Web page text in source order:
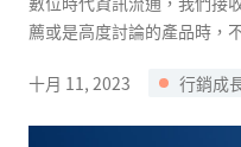
薦或是高度討論的產品時，
...
十月 11, 2023 行銷成